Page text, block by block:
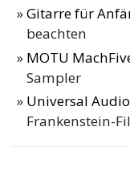
Gitarre für
beachten
MOTU
Sampler
Universal
Frankenstein-